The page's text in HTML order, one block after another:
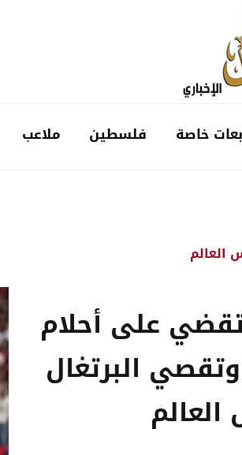
خاصة فلسطين ملاعب
العالم
تقضي على أحلام
البرتغال